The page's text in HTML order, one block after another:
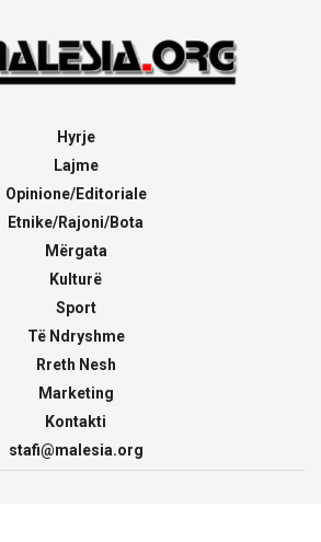
Hyrje
Lajme
Opinione/Editoriale
Etnike/Rajoni/Bota
Mërgata
Kulturë
Sport
Të Ndryshme
Rreth Nesh
Marketing
Kontakti
stafi@malesia.org